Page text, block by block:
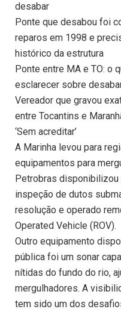
desabar
Ponte que desabou foi
reparos em 1998 e
histórico da estrutura
Ponte entre MA e TO: o
esclarecer sobre
Vereador que gravou
entre Tocantins e
‘Sem acreditar’
A Marinha levou para
equipamentos para
Petrobras disponibilizou
inspeção de dutos
resolução e operado
Operated Vehicle (ROV).
Outro equipamento
pública foi um sonar
nítidas do fundo do rio,
mergulhadores. A
tem sido um dos